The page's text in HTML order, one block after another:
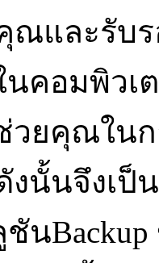
ณและรับ
นคอมพิว
วยคุณในก
นั้นจึงเป็
ชัน